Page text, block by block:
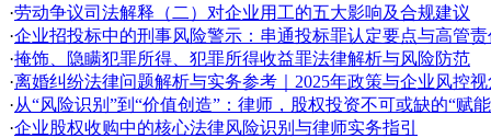
·劳动争议司法解释（二）对企业用工的五大影响及合规建议
·企业招投标中的刑事风险警示：串通投标罪认定要点与高管
·掩饰、隐瞒犯罪所得、犯罪所得收益罪法律解析与风险防范
·离婚纠纷法律问题解析与实务参考｜2025年政策与企业风控视
·从“风险识别”到“价值创造”：律师，股权投资不可或缺的“赋
·企业股权收购中的核心法律风险识别与律师实务指引